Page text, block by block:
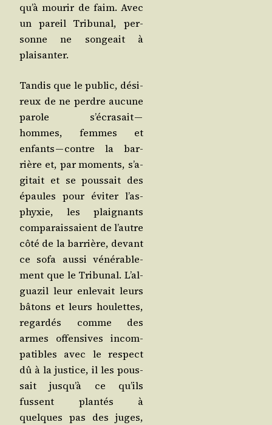
qu’à mou­rir de faim. Avec
un pareil Tri­bu­nal, per­
sonne ne son­geait à
plaisanter.
Tan­dis que le public, dési­
reux de ne perdre aucune
parole s’é­cra­sait —
hommes, femmes et
enfants — contre la bar­
rière et, par moments, s’a­
gi­tait et se pous­sait des
épaules pour évi­ter l’as­
phyxie, les plai­gnants
com­pa­rais­saient de l’autre
côté de la bar­rière, devant
ce sofa aus­si véné­ra­ble­
ment que le Tri­bu­nal. L’al­
gua­zil leur enle­vait leurs
bâtons et leurs hou­lettes,
regar­dés comme des
armes offen­sives incom­
pa­tibles avec le res­pect
dû à la jus­tice, il les pous­
sait jus­qu’à ce qu’ils
fussent plan­tés à
quelques pas des juges,